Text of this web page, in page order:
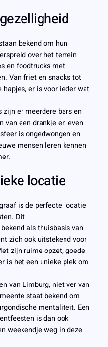
bekend om hun
over het terrein
en foodtrucks met
Van friet en snacks tot
hapjes, er is voor ieder wat
zijn er meerdere bars en
van een drankje en even
is ongedwongen en
mensen leren kennen
locatie
is de perfecte locatie
Dit
als thuisbasis van
zich ook uitstekend voor
zijn ruime opzet, goede
is het een unieke plek om
van Limburg, niet ver van
staat bekend om
mentaliteit. Een
is dan ook
weekendje weg in deze